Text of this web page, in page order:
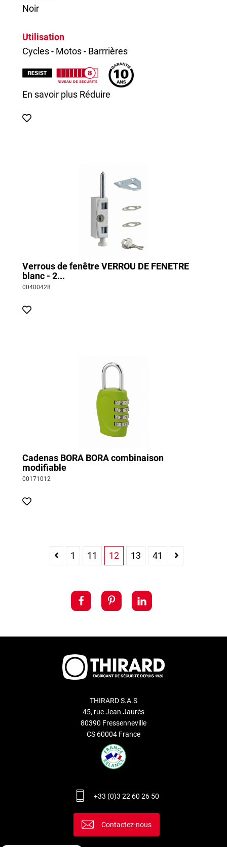
Noir
Utilisation
Cycles - Motos - Barrrières
En savoir plus Réduire
Verrous de fenêtre VERROU DE FENETRE
blanc - 2...
00400428
Cadenas BORA BORA combinaison
modifiable
00171012
1 11 12 13 41
THIRARD S.A.S
45, rue Jean Jaurès
80390 Fressenneville
CS 60004 France
+33 (0)3 22 60 26 50
Contactez-nous